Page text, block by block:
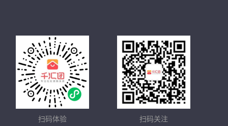
扫码体验 扫码关注